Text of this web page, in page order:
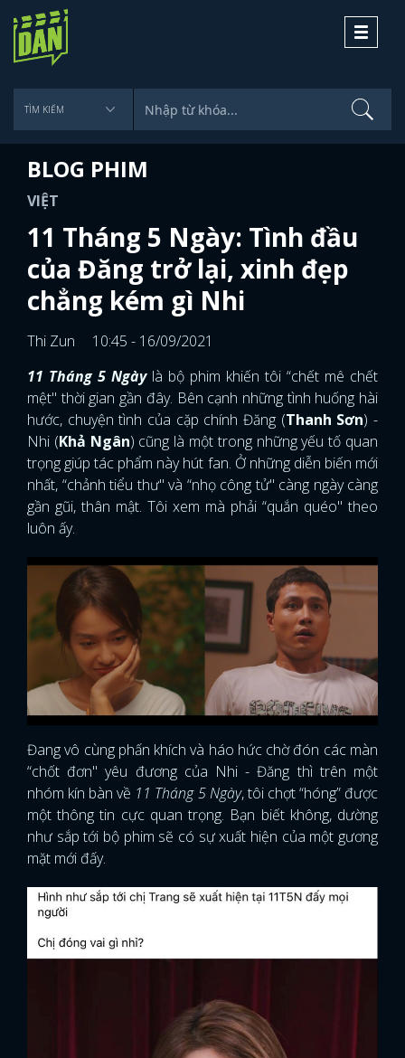
Toggle
BLOG PHIM
VIỆT
11 Tháng 5 Ngày: Tình đầu
của Đăng trở lại, xinh đẹp
chẳng kém gì Nhi
Thi Zun
10:45 - 16/09/2021
11 Tháng 5 Ngày là bộ phim khiến tôi “chết mê chết
mệt" thời gian gần đây. Bên cạnh những tình huống hài
hước, chuyện tình của cặp chính Đăng (Thanh Sơn) -
Nhi (Khả Ngân) cũng là một trong những yếu tố quan
trọng giúp tác phẩm này hút fan. Ở những diễn biến mới
nhất, “chảnh tiểu thư" và “nhọ công tử" càng ngày càng
gần gũi, thân mật. Tôi xem mà phải “quắn quéo" theo
luôn ấy.
Đang vô cùng phấn khích và háo hức chờ đón các màn
“chốt đơn" yêu đương của Nhi - Đăng thì trên một
nhóm kín bàn về 11 Tháng 5 Ngày, tôi chợt “hóng” được
một thông tin cực quan trọng. Bạn biết không, dường
như sắp tới bộ phim sẽ có sự xuất hiện của một gương
mặt mới đấy.